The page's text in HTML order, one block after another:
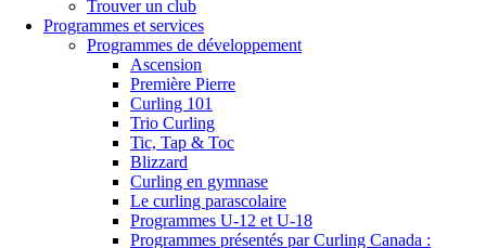
Trouver un club
Programmes et services
Programmes de développement
Ascension
Première Pierre
Curling 101
Trio Curling
Tic, Tap & Toc
Blizzard
Curling en gymnase
Le curling parascolaire
Programmes U-12 et U-18
Programmes présentés par Curling Canada :